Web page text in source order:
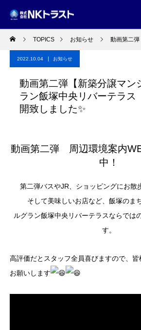
TOPICS お知らせ 動画第二弾【新築分譲マンショ
2022.10.04 お知らせ
動画第二弾【新築分譲マン
ラン飯塚中央リバーテラ
開致しました✨
動画第二弾 周辺環境案内
中！
第二弾バスやJR、ショッピングにお散
そして美味しいお店など、飯塚のま
ルグラン飯塚中央リバーテラスならでは
す。
高評価だとスタッフ全員喜びますので、皆
お願いします